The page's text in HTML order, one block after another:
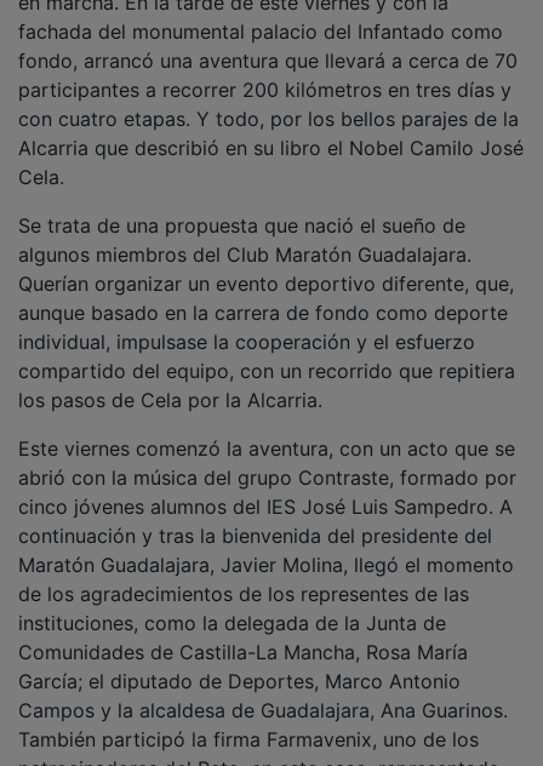
fachada del monumental palacio del Infantado como
fondo, arrancó una aventura que llevará a cerca de 70
participantes a recorrer 200 kilómetros en tres días y
con cuatro etapas. Y todo, por los bellos parajes de la
Alcarria que describió en su libro el Nobel Camilo José
Cela.
algunos miembros del Club Maratón Guadalajara.
Querían organizar un evento deportivo diferente, que,
aunque basado en la carrera de fondo como deporte
individual, impulsase la cooperación y el esfuerzo
compartido del equipo, con un recorrido que repitiera
los pasos de Cela por la Alcarria.
abrió con la música del grupo Contraste, formado por
cinco jóvenes alumnos del IES José Luis Sampedro. A
continuación y tras la bienvenida del presidente del
Maratón Guadalajara, Javier Molina, llegó el momento
de los agradecimientos de los representes de las
instituciones, como la delegada de la Junta de
Comunidades de Castilla-La Mancha, Rosa María
García; el diputado de Deportes, Marco Antonio
Campos y la alcaldesa de Guadalajara, Ana Guarinos.
También participó la firma Farmavenix, uno de los
patrocinadores del Reto, en este caso, representada